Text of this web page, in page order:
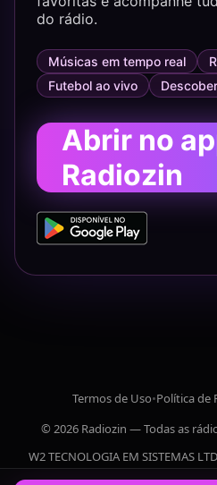
do rádio.
Músicas em tempo real
Futebol ao vivo
Abrir no
Radiozin
Termos de Uso•Política de
© 2026 Radiozin — Todas as
W2 TECNOLOGIA EM SISTEMAS